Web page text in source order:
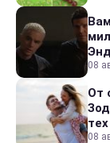
08
От
тех
08